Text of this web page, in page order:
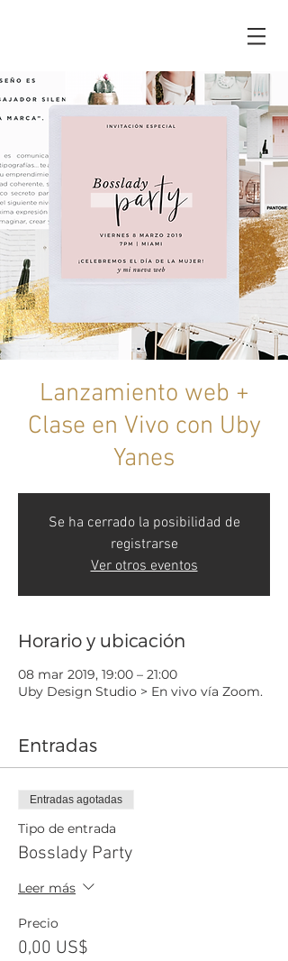
Lanzamiento web +
Clase en Vivo con Uby
Yanes
Se ha cerrado la posibilidad de
registrarse
Ver otros eventos
Horario y ubicación
08 mar 2019, 19:00 – 21:00
Uby Design Studio > En vivo vía Zoom.
Entradas
Entradas agotadas
Tipo de entrada
Bosslady Party
Leer más
Precio
0,00 US$